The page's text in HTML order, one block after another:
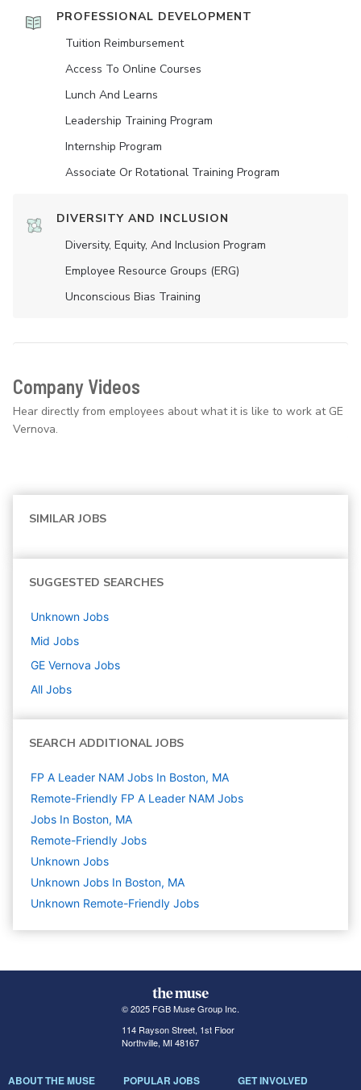
PROFESSIONAL DEVELOPMENT
Tuition Reimbursement
Access To Online Courses
Lunch And Learns
Leadership Training Program
Internship Program
Associate Or Rotational Training Program
DIVERSITY AND INCLUSION
Diversity, Equity, And Inclusion Program
Employee Resource Groups (ERG)
Unconscious Bias Training
Company Videos
Hear directly from employees about what it is like to work at GE
Vernova.
SIMILAR JOBS
SUGGESTED SEARCHES
Unknown Jobs
Mid Jobs
GE Vernova Jobs
All Jobs
SEARCH ADDITIONAL JOBS
FP A Leader NAM Jobs In Boston, MA
Remote-Friendly FP A Leader NAM Jobs
Jobs In Boston, MA
Remote-Friendly Jobs
Unknown Jobs
Unknown Jobs In Boston, MA
Unknown Remote-Friendly Jobs
© 2025 FGB Muse Group Inc.
114 Rayson Street, 1st Floor
Northville, MI 48167
ABOUT THE MUSE POPULAR JOBS GET INVOLVED